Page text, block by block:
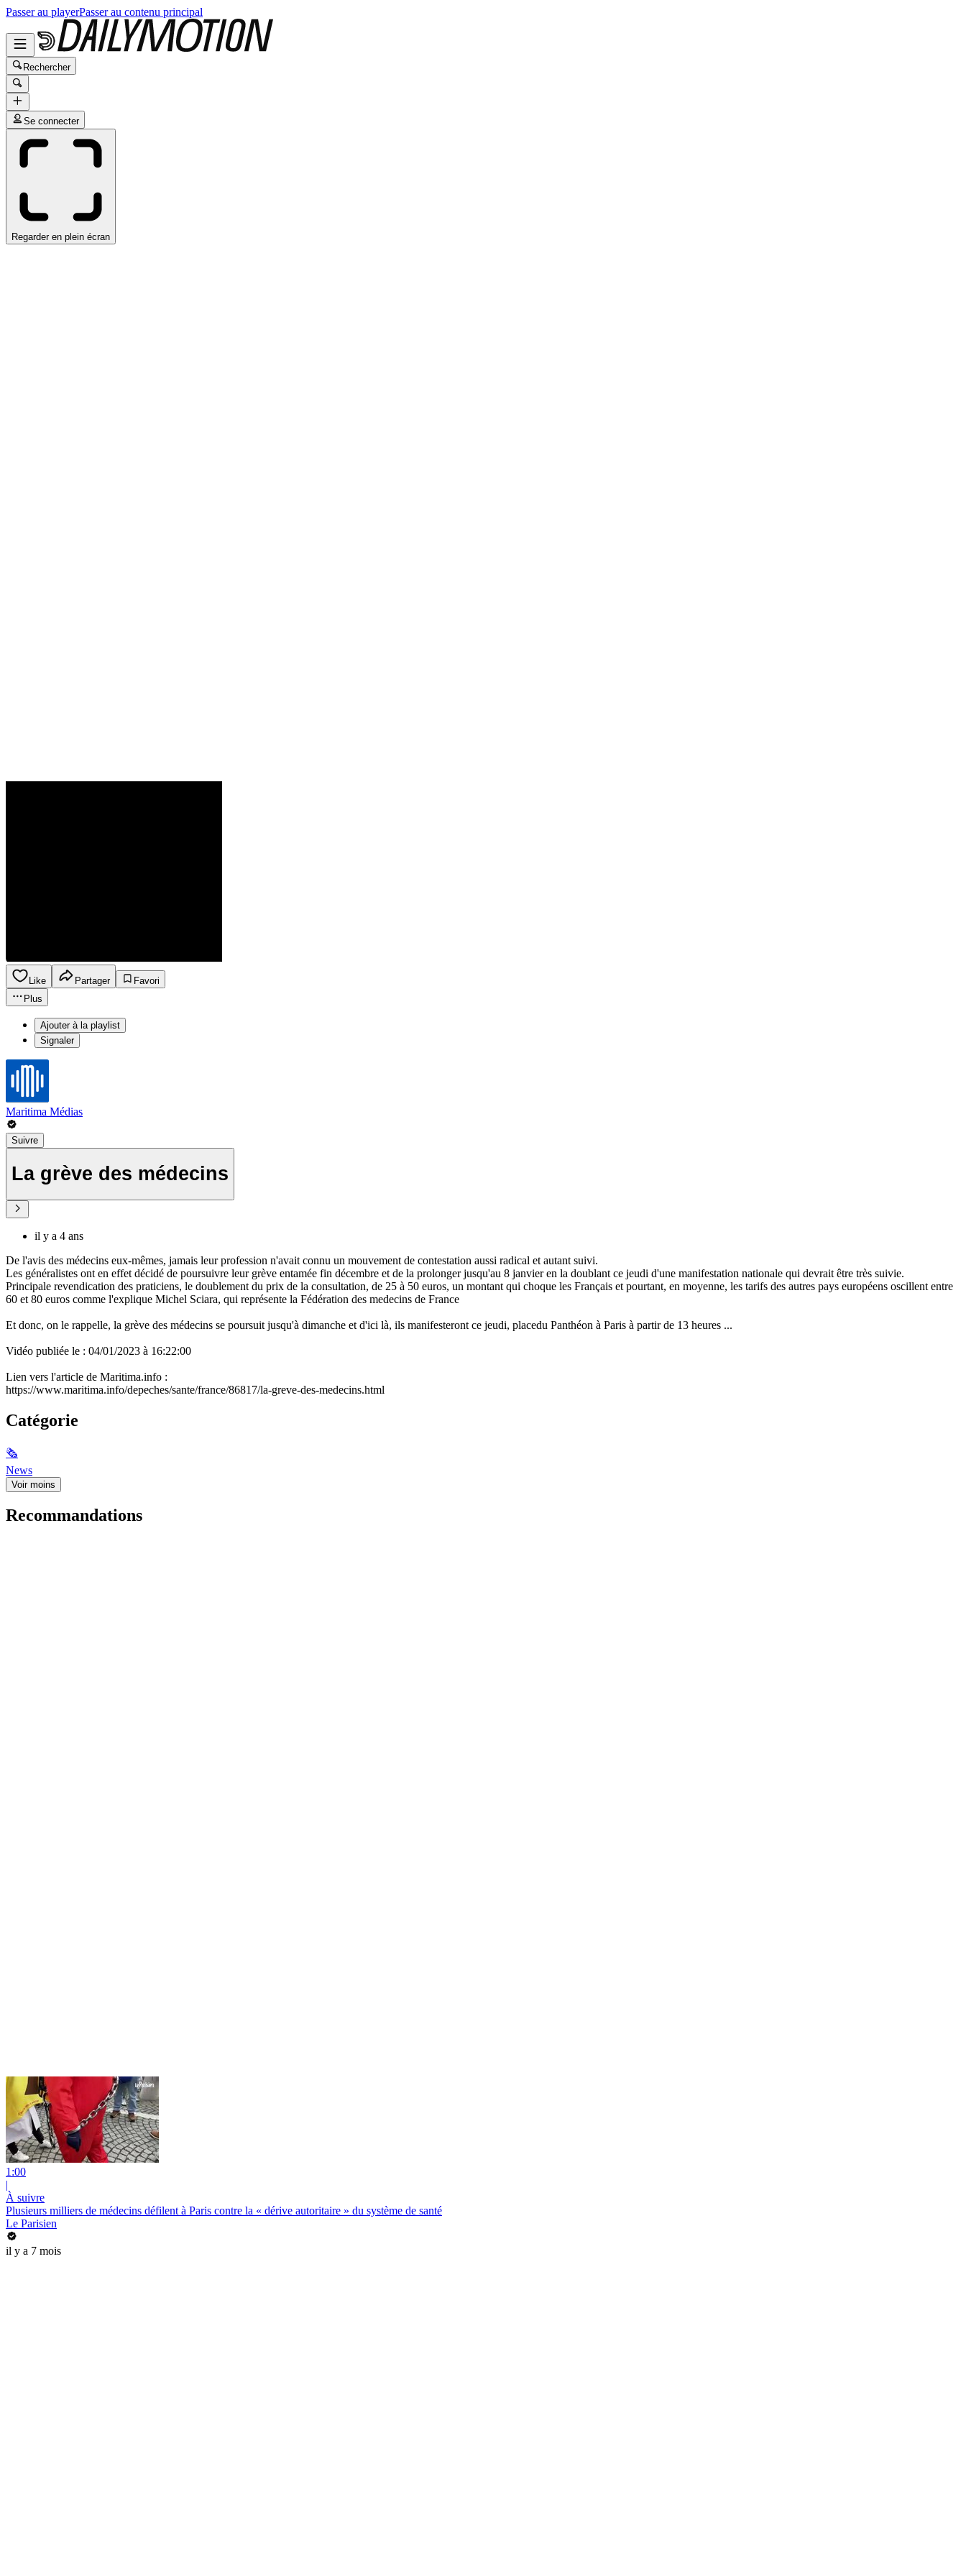
Passer au playerPasser au contenu principal
Rechercher
Se connecter
Regarder en plein écran
Like Partager
Favori
Plus
Ajouter à la playlist
Signaler
Maritima Médias
Suivre
La grève des médecins
il y a 4 ans
De l'avis des médecins eux-mêmes, jamais leur profession n'avait connu un mouvement de contestation aussi radical et autant suivi.
Les généralistes ont en effet décidé de poursuivre leur grève entamée fin décembre et de la prolonger jusqu'au 8 janvier en la doublant ce jeudi d'une manifestation nationale qui devrait être très suivie.
Principale revendication des praticiens, le doublement du prix de la consultation, de 25 à 50 euros, un montant qui choque les Français et pourtant, en moyenne, les tarifs des autres pays européens oscillent entre
60 et 80 euros comme l'explique Michel Sciara, qui représente la Fédération des medecins de France
Et donc, on le rappelle, la grève des médecins se poursuit jusqu'à dimanche et d'ici là, ils manifesteront ce jeudi, placedu Panthéon à Paris à partir de 13 heures ...
Vidéo publiée le : 04/01/2023 à 16:22:00
Lien vers l'article de Maritima.info :
https://www.maritima.info/depeches/sante/france/86817/la-greve-des-medecins.html
Catégorie
🗞
News
Voir moins
Recommandations
1:00
|
À suivre
Plusieurs milliers de médecins défilent à Paris contre la « dérive autoritaire » du système de santé
Le Parisien
il y a 7 mois